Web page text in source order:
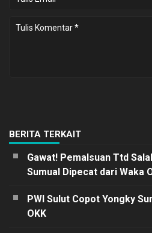
BERITA TERKAIT
Gawat! Pemalsuan Ttd
Sumual Dipecat dari Waka
PWI Sulut Copot Yongky
OKK